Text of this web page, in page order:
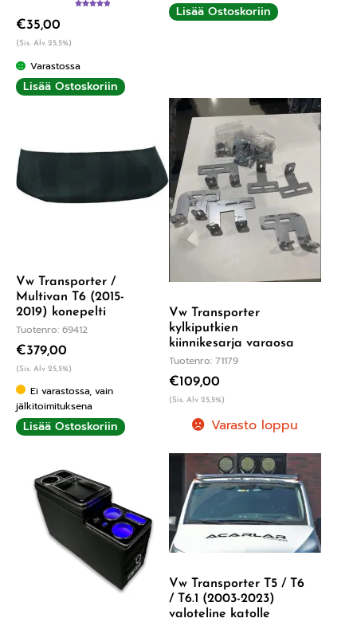
€35,00
(Sis. Alv 25,5%)
Varastossa
Lisää Ostoskoriin
Lisää Ostoskoriin
Vw Transporter /
Multivan T6 (2015-
2019) konepelti
Tuotenro: 69412
€379,00
(Sis. Alv 25,5%)
Ei varastossa, vain
jälkitoimituksena
Lisää Ostoskoriin
Vw Transporter
kylkiputkien
kiinnikesarja varaosa
Tuotenro: 71179
€109,00
(Sis. Alv 25,5%)
Varasto loppu
Vw Transporter T5 / T6
/ T6.1 (2003-2023)
valoteline katolle